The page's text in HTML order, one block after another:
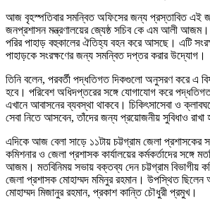
আজ বৃহস্পতিবার সমন্বিত অফিসের জন্য প্রস্তাবিত এই
জনপ্রশাসন মন্ত্রণালয়ের জ্যেষ্ঠ সচিব কে এম আলী আজম।
পরির পাহাড় বহুকালের ঐতিহ্য বহন করে আসছে। এটি
পাহাড়কে সংরক্ষণের জন্য সমন্বিত দপ্তর করার উদ্যোগ।
তিনি বলেন, পরবর্তী পদ্ধতিগত দিকগুলো অনুসরণ করে এ
হবে। পরিবেশ অধিদপ্তরের সঙ্গে যোগাযোগ করে
এখানে আবাসনের ব্যবস্থা থাকবে। চিকিৎসাসেবা ও
সেবা নিতে আসবেন, তাঁদের জন্য প্রয়োজনীয় সুবিধাও রাখা
এদিকে আজ বেলা সাড়ে ১১টায় চট্টগ্রাম জেলা প্রশাসকের
কমিশনার ও জেলা প্রশাসক কার্যালয়ের কর্মকর্তাদের সঙ্গে
আজম। মতবিনিময় সভায় বক্তব্য দেন চট্টগ্রাম বিভাগীয়
জেলা প্রশাসক মোহাম্মদ মমিনুর রহমান। উপস্থিত ছিলেন
মোহাম্মদ মিজানুর রহমান, প্রকাশ কান্তি চৌধুরী প্রমুখ।